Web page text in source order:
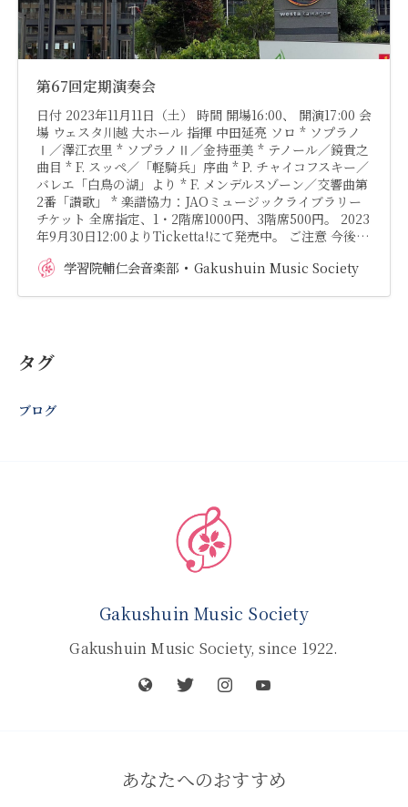
第67回定期演奏会
日付 2023年11月11日（土） 時間 開場16:00、 開演17:00 会
場 ウェスタ川越 大ホール 指揮 中田延亮 ソロ * ソプラノ
Ⅰ／澤江衣里 * ソプラノⅡ／金持亜美 * テノール／鏡貴之
曲目 * F. スッペ／「軽騎兵」序曲 * P. チャイコフスキー／
バレエ「白鳥の湖」より * F. メンデルスゾーン／交響曲第
2番「讃歌」 * 楽譜協力：JAOミュージックライブラリー
チケット 全席指定、1・2階席1000円、3階席500円。 2023
年9月30日12:00よりTicketta!にて発売中。 ご注意 今後…
学習院輔仁会音楽部 Gakushuin Music Society
タグ
ブログ
Gakushuin Music Society
Gakushuin Music Society, since 1922.
あなたへのおすすめ